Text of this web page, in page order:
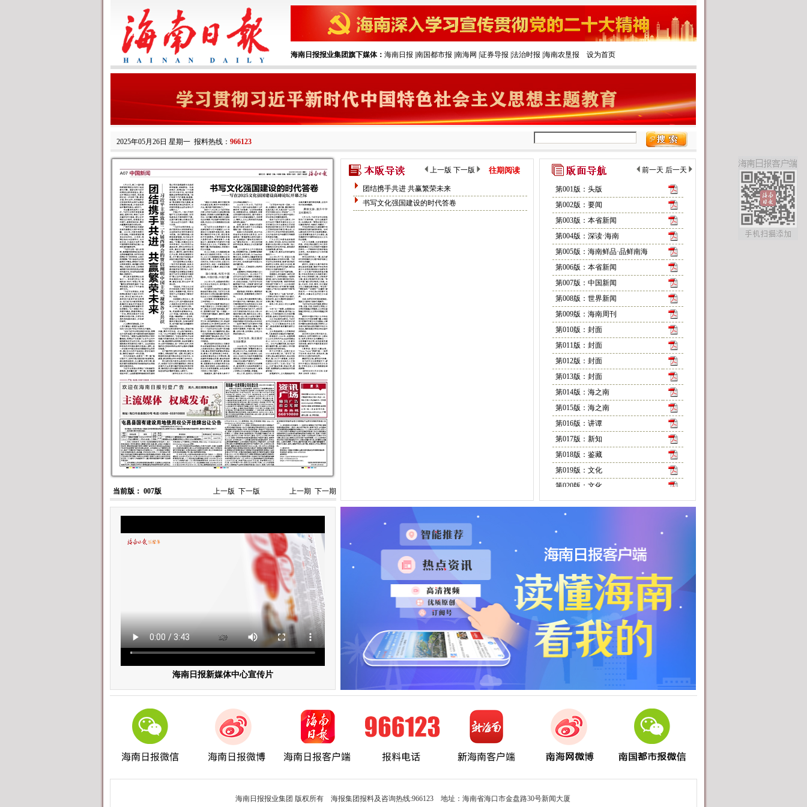
海南日报报业集团旗下媒体： 海南日报 南国都市报 南海网 证券导报 法治时报 海南农垦报 设为首页
2025年05月26日 星期一 报料热线： 966123
当前版： 007版 上一版 下一版 上一期 下一期
上一版 下一版 往期阅读
团结携手共进 共赢繁荣未来
书写文化强国建设的时代答卷
前一天 后一天
第001版：头版
第002版：要闻
第003版：本省新闻
第004版：深读·海南
第005版：海南鲜品·品鲜南海
第006版：本省新闻
第007版：中国新闻
第008版：世界新闻
第009版：海南周刊
第010版：封面
第011版：封面
第012版：封面
第013版：封面
第014版：海之南
第015版：海之南
第016版：讲谭
第017版：新知
第018版：鉴藏
第019版：文化
第020版：文化
第021版：文苑
第022版：悦读
第023版：随笔
第024版：影视